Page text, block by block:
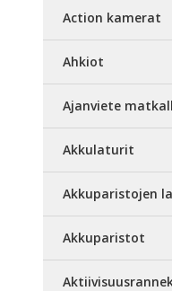
Action kamerat
Ahkiot
Ajanviete
Akkulaturit
Akkuparistojen
Akkuparistot